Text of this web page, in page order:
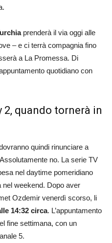
prenderà il via oggi alle
– e ci terrà compagnia fino
a La Promessa. Di
quotidiano con
2, quando tornerà in
quindi rinunciare a
no. La serie TV
nel daytime pomeridiano
nel weekend. Dopo aver
Ozdemir venerdì scorso, li
14:32 circa. L’appuntamento
fine settimana, con un
5.